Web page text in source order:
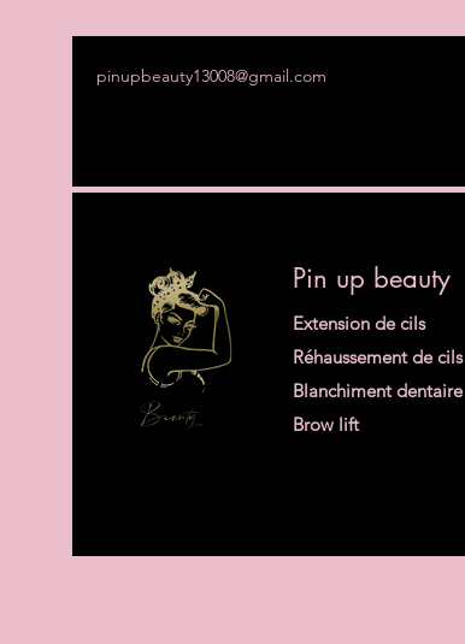
pinupbeauty13008@gmail.com
Pin up beauty
Extension de cils
Réhaussement de cils
Blanchiment dentaire
Brow lift